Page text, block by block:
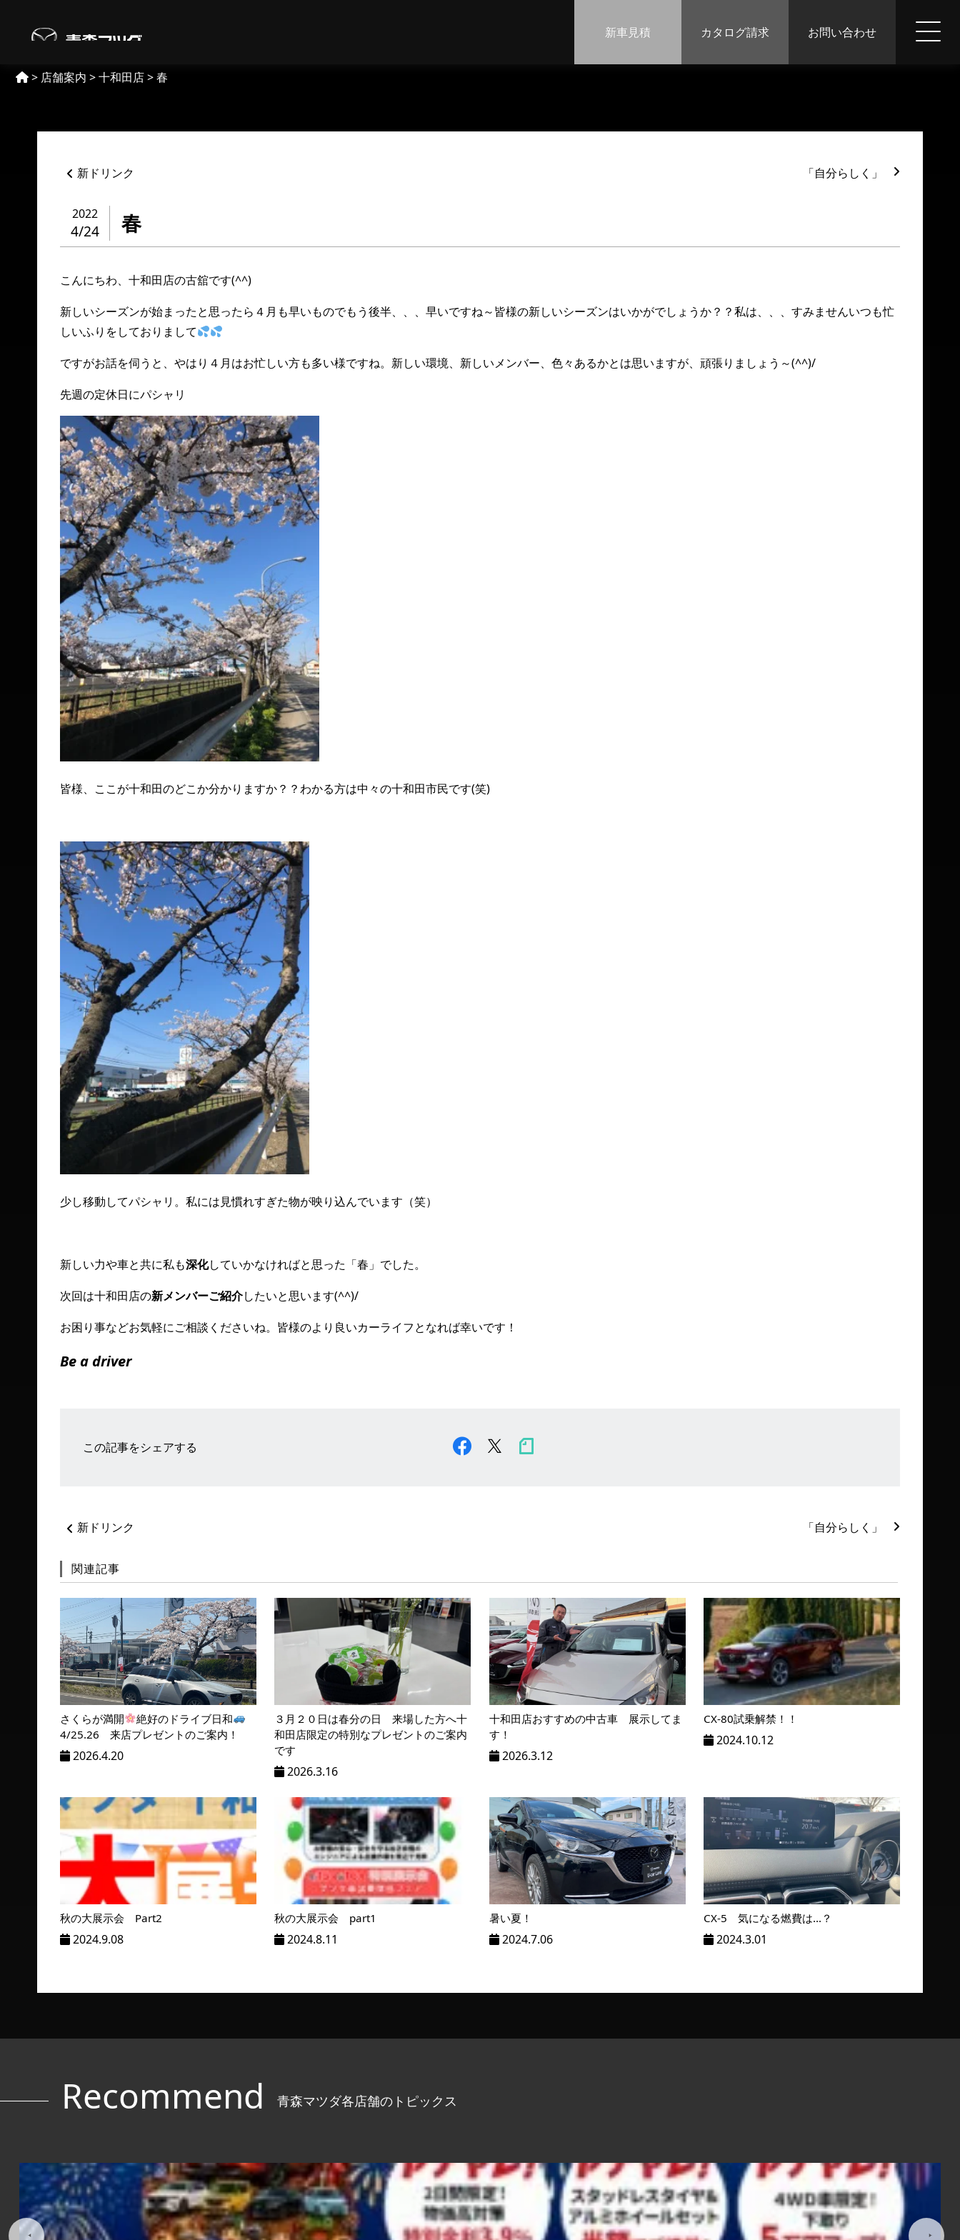
content
新車見積 カタログ請求 お問い合わせ
> 店舗案内 >十和田店>春
ー
シ
ン
新ドリンク 「自分らしく」
2022
4/24 春
こんにちわ、十和田店の古舘です(^^)
新しいシーズンが始まったと思ったら４月も早いものでもう後半、、、早いですね～皆様の新しいシーズンはいかがでしょうか？？私は、、、すみませんいつも忙
しいふりをしておりまして
ですがお話を伺うと、やはり４月はお忙しい方も多い様ですね。新しい環境、新しいメンバー、色々あるかとは思いますが、頑張りましょう～(^^)/
先週の定休日にパシャリ
皆様、ここが十和田のどこか分かりますか？？わかる方は中々の十和田市民です(笑)
少し移動してパシャリ。私には見慣れすぎた物が映り込んでいます（笑）
新しい力や車と共に私も深化していかなければと思った「春」でした。
次回は十和田店の新メンバーご紹介したいと思います(^^)/
お困り事などお気軽にご相談くださいね。皆様のより良いカーライフとなれば幸いです！
Be a driver
この記事をシェアする
ー
ネ
ー
シ
ョ
ン
%title
新ドリンク 「自分らしく」
関連記事
さくらが満開
絶好のドライブ日和
4/25.26 来店プレゼントのご案内！
2026.4.20
３月２０日は春分の日 来場した方へ十
和田店限定の特別なプレゼントのご案内
です
2026.3.16
十和田店おすすめの中古車 展示してま
す！
2026.3.12
CX-80試乗解禁！！
2024.10.12
秋の大展示会 Part2
2024.9.08
秋の大展示会 part1
2024.8.11
暑い夏！
2024.7.06
CX-5 気になる燃費は...？
2024.3.01
青森マツダ各店舗のトピックス